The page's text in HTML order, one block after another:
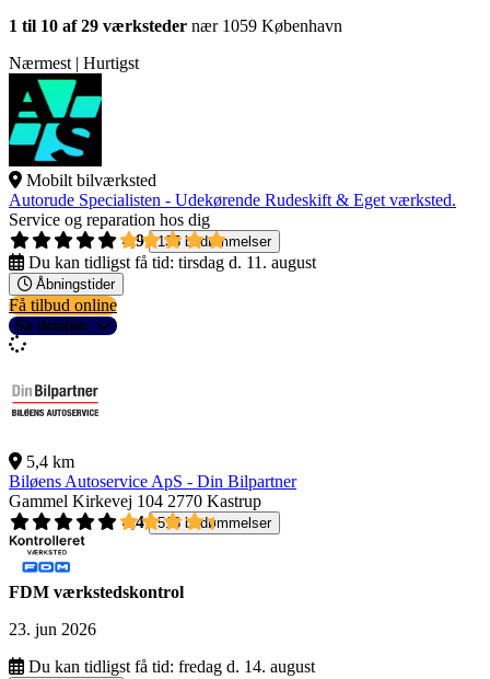
1 til 10 af 29 værksteder nær 1059 København
Nærmest | Hurtigst
Mobilt bilværksted
Autorude Specialisten - Udekørende Rudeskift & Eget værksted.
Service og reparation hos dig
4,9
135 bedømmelser
Du kan tidligst få tid: tirsdag d. 11. august
Åbningstider
Få tilbud online
Se detaljer
5,4 km
Biløens Autoservice ApS - Din Bilpartner
Gammel Kirkevej 104 2770 Kastrup
4,4
518 bedømmelser
FDM værkstedskontrol
23. jun 2026
Du kan tidligst få tid: fredag d. 14. august